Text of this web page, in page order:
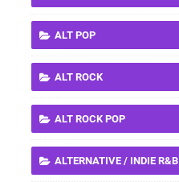
ALT POP
ALT ROCK
ALT ROCK POP
ALTERNATIVE / INDIE R&B